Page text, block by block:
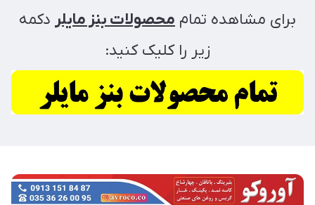
برای مشاهده تمام محصولات بنز مایلر دکمه
زیر را کلیک کنید: